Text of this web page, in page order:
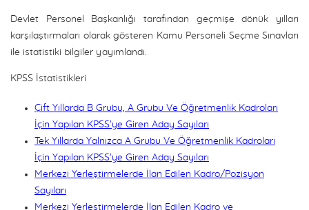
Devlet Personel Başkanlığı tarafından geçmişe dönük yılları
karşılaştırmaları olarak gösteren Kamu Personeli Seçme Sınavları
ile istatistiki bilgiler yayımlandı.
KPSS İstatistikleri
Çift Yıllarda B Grubu, A Grubu Ve Öğretmenlik Kadroları
İçin Yapılan KPSS’ye Giren Aday Sayıları
Tek Yıllarda Yalnızca A Grubu Ve Öğretmenlik Kadroları
İçin Yapılan KPSS’ye Giren Aday Sayıları
Merkezi Yerleştirmelerde İlan Edilen Kadro/Pozisyon
Sayıları
Merkezi Yerleştirmelerde İlan Edilen Kadro ve